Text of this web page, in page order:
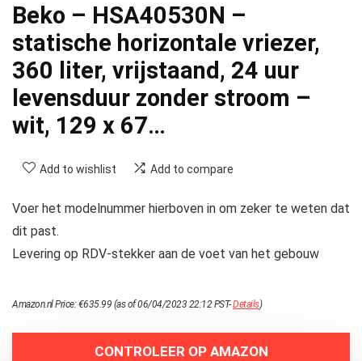
Beko – HSA40530N –
statische horizontale vriezer,
360 liter, vrijstaand, 24 uur
levensduur zonder stroom –
wit, 129 x 67…
Add to wishlist Add to compare
Voer het modelnummer hierboven in om zeker te weten dat
dit past.
Levering op RDV-stekker aan de voet van het gebouw
Amazon.nl Price:€635.99 (as of 06/04/2023 22:12 PST-Details)
CONTROLEER OP AMAZON